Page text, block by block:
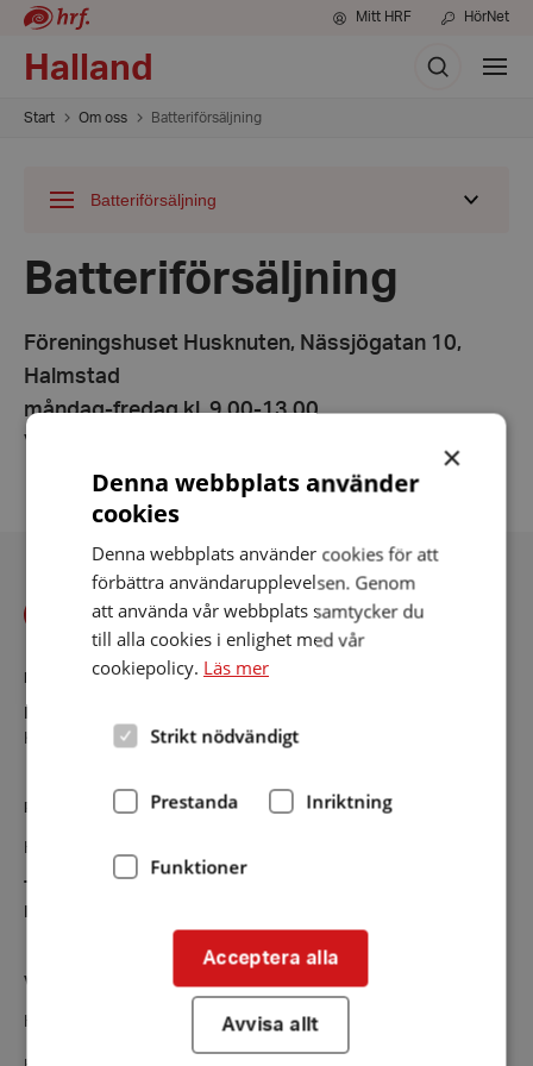
Mitt HRF HörNet
Halland Sök
Visa
meny
Start Om oss Batteriförsäljning
Batteriförsäljning
Föreningshuset Husknuten, Nässjögatan 10,
Halmstad
måndag-fredag kl. 9.00-13.00.
Välkomna att köpa batterier till reducerat pris.
Visa
Batteriförsäljning
RIKSFÖRBUNDET
Hörselskadades Riksförbund (HRF)
Tel:
VÅRA VERKSAMHETER
Hörsellinjen - vår rådgivningstjänst
×
Denna webbplats använder
cookies
Denna webbplats använder cookies för att
förbättra användarupplevelsen. Genom
att använda vår webbplats samtycker du
till alla cookies i enlighet med vår
cookiepolicy. Läs mer
Strikt nödvändigt
Prestanda Inriktning
Funktioner
Acceptera alla
Avvisa allt